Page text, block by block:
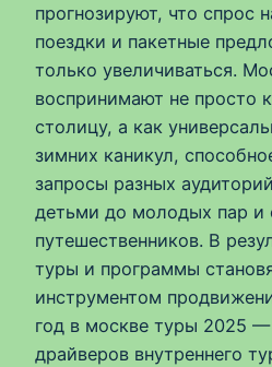
прогнозируют, что спрос
поездки и пакетные
только увеличиваться.
воспринимают не просто
столицу, а как
зимних каникул,
запросы разных
детьми до молодых пар и
путешественников. В
туры и программы
инструментом
год в москве туры 2025
драйверов внутреннего